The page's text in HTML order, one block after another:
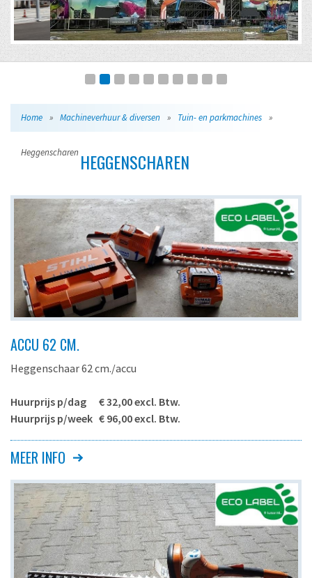
Home » Machineverhuur & diversen » Tuin- en parkmachines »
Heggenscharen HEGGENSCHAREN
ACCU 62 CM.
Heggenschaar 62 cm./accu
Huurprijs p/dag € 32,00 excl. Btw.
Huurprijs p/week € 96,00 excl. Btw.
Krachtige elektrische heggenschaar voor het snoeien van
Deze accu heggenschaar blinkt uit door meer vermogen en
efficiëntie samen met een laag gewicht en een constant
aantal slagen, zelfs bij het terugsnoeien. 33 mm.
tandafstand, aan beide zijden geslepen messen voor precieze
sneden, opgeschroefde snij- en zwaardbeschermer voor een
verhoogde veiligheid.
MEER INFO